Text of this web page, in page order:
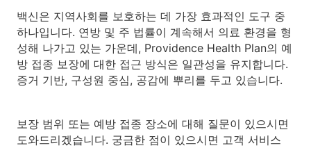
백신은 지역사회를 보호하는 데 가장 효과적인 도구 중
하나입니다. 연방 및 주 법률이 계속해서 의료 환경을 형
성해 나가고 있는 가운데, Providence Health Plan의 예
방 접종 보장에 대한 접근 방식은 일관성을 유지합니다.
증거 기반, 구성원 중심, 공감에 뿌리를 두고 있습니다.
보장 범위 또는 예방 접종 장소에 대해 질문이 있으시면
도와드리겠습니다. 궁금한 점이 있으시면 고객 서비스